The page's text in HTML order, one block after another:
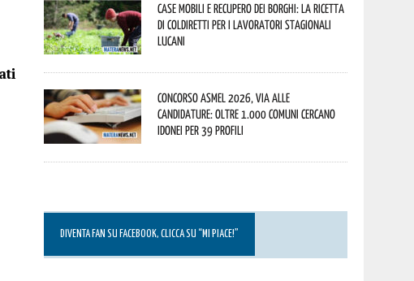
Case mobili e recupero dei borghi: la ricetta
di Coldiretti per i lavoratori stagionali
lucani
Concorso Asmel 2026, via alle
candidature: oltre 1.000 Comuni cercano
idonei per 39 profili
DIVENTA FAN SU FACEBOOK, CLICCA SU “MI PIACE!”